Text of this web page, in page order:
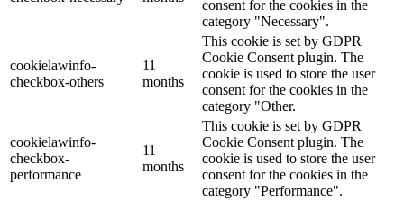
consent for the cookies in the
category "Necessary".
cookielawinfo-
checkbox-others
11
months
This cookie is set by GDPR
Cookie Consent plugin. The
cookie is used to store the user
consent for the cookies in the
category "Other.
cookielawinfo-
checkbox-
performance
11
months
This cookie is set by GDPR
Cookie Consent plugin. The
cookie is used to store the user
consent for the cookies in the
category "Performance".